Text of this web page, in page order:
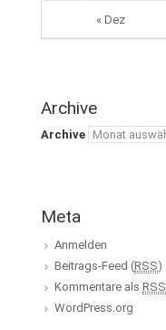
« Dez
Archive
Archive
Meta
Anmelden
Beitrags-Feed (RSS)
Kommentare als RSS
WordPress.org